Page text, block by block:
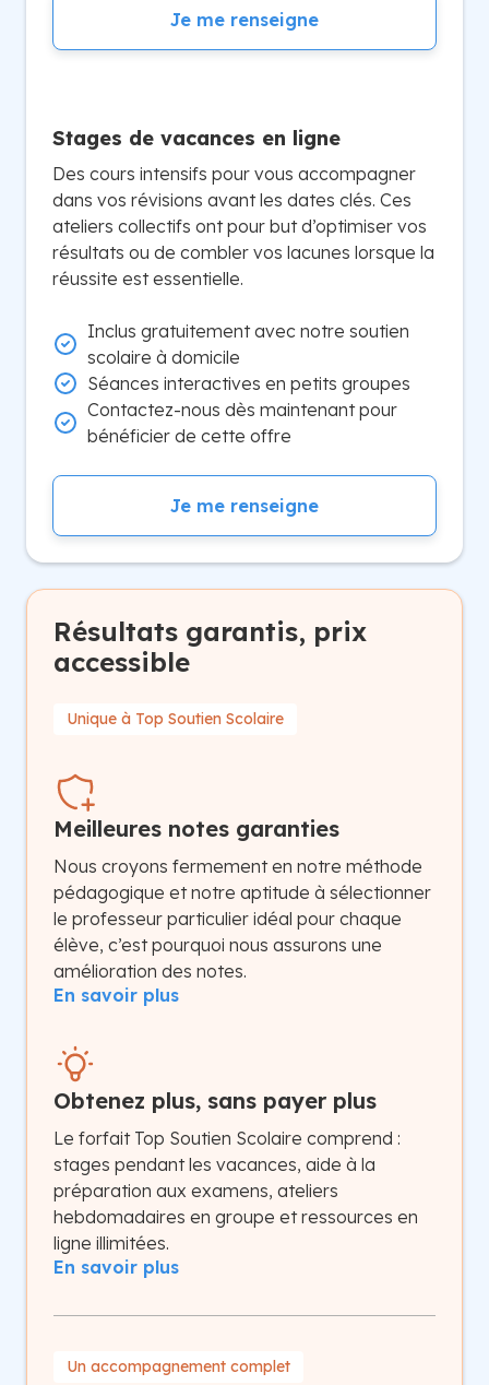
Je me renseigne
Stages de vacances en ligne
Des cours intensifs pour vous accompagner
dans vos révisions avant les dates clés. Ces
ateliers collectifs ont pour but d’optimiser vos
résultats ou de combler vos lacunes lorsque la
réussite est essentielle.
Inclus gratuitement avec notre soutien
scolaire à domicile
Séances interactives en petits groupes
Contactez-nous dès maintenant pour
bénéficier de cette offre
Je me renseigne
Résultats garantis, prix
accessible
Unique à Top Soutien Scolaire
Meilleures notes garanties
Nous croyons fermement en notre méthode
pédagogique et notre aptitude à sélectionner
le professeur particulier idéal pour chaque
élève, c’est pourquoi nous assurons une
amélioration des notes.
En savoir plus
Obtenez plus, sans payer plus
Le forfait Top Soutien Scolaire comprend :
stages pendant les vacances, aide à la
préparation aux examens, ateliers
hebdomadaires en groupe et ressources en
ligne illimitées.
En savoir plus
Un accompagnement complet